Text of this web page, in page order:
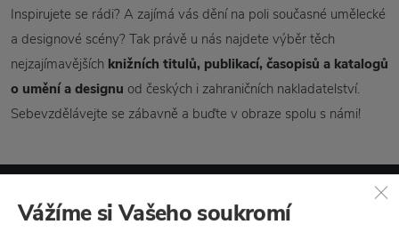
Inspirujete se rádi? A zajímá vás dění na poli současné umělecké
a designové scény? Tak právě u nás najdete výběr těch
nejzajímavějších knižních titulů, publikací, časopisů a katalogů
o umění a designu od českých i zahraničních nakladatelství.
Sebevzdělávejte se zábavně a buďte v obraze spolu s námi!
Vážíme si Vašeho soukromí